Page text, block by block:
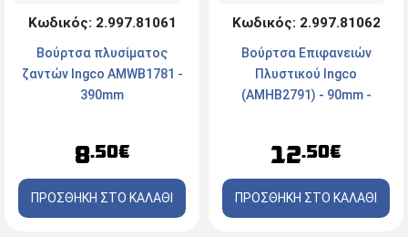
Κωδικός: 2.997.81061
Βούρτσα πλυσίματος
ζαντών Ingco AMWB1781 -
390mm
8.50€
ΠΡΟΣΘΗΚΗ ΣΤΟ ΚΑΛΑΘΙ
Κωδικός: 2.997.81062
Βούρτσα Επιφανειών
Πλυστικού Ingco
(AMHB2791) - 90mm -
12.50€
ΠΡΟΣΘΗΚΗ ΣΤΟ ΚΑΛΑΘΙ